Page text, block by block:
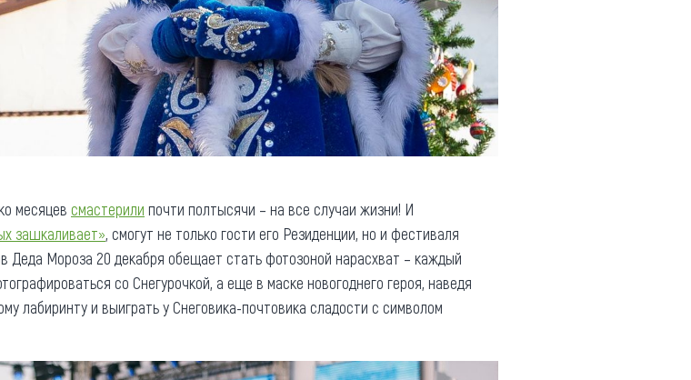
месяцев смастерили почти полтысячи – на все случаи жизни! И
зашкаливает», смогут не только гости его Резиденции, но и фестиваля
Деда Мороза 20 декабря обещает стать фотозоной нарасхват – каждый
со Снегурочкой, а еще в маске новогоднего героя, наведя
лабиринту и выиграть у Снеговика-почтовика сладости с символом